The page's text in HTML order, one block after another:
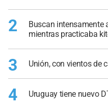
2
Buscan intensamente
mientras practicaba
3 Unión, con vientos de
4 Uruguay tiene nuevo